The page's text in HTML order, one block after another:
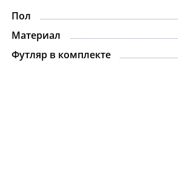
Пол
Материал
Футляр в комплекте